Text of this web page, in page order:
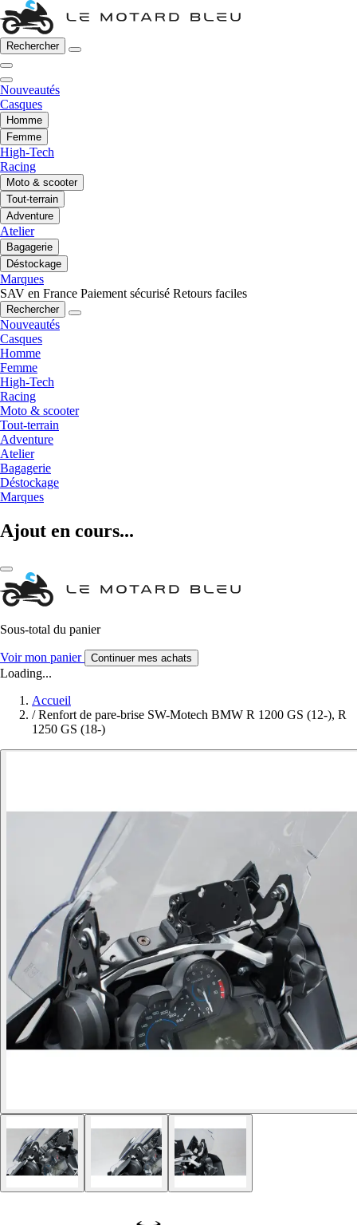
Rechercher
Nouveautés
Casques
Homme
Femme
High-Tech
Racing
Moto & scooter
Tout-terrain
Adventure
Atelier
Bagagerie
Déstockage
Marques
SAV en France Paiement sécurisé Retours faciles
Rechercher
Nouveautés
Casques
Homme
Femme
High-Tech
Racing
Moto & scooter
Tout-terrain
Adventure
Atelier
Bagagerie
Déstockage
Marques
Ajout en cours...
Sous-total du panier
Voir mon panier Continuer mes achats
Loading...
Accueil
/ Renfort de pare-brise SW-Motech BMW R 1200 GS (12-), R
1250 GS (18-)